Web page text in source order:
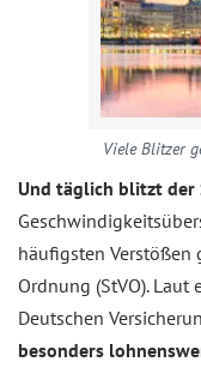
Viele Blitzer
Und täglich blitzt der
häufigsten Verstößen
Ordnung (StVO). Laut
Deutschen
besonders